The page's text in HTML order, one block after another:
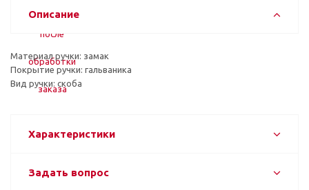
Описание
Материал ручки: замак
Покрытие ручки: гальваника
Вид ручки: скоба
Характеристики
Задать вопрос